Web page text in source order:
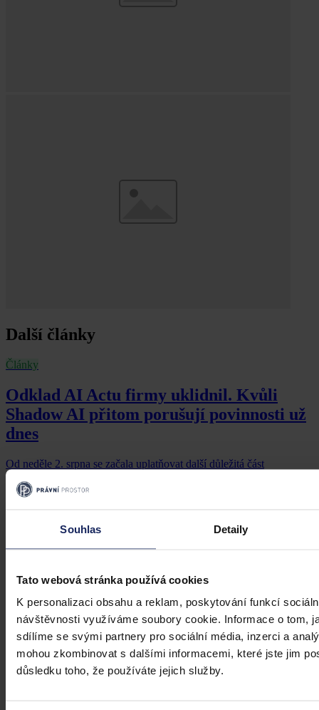
Souhlas Detaily
Tato webová stránka používá cookies
K personalizaci obsahu a reklam, poskytování funkcí
návštěvnosti využíváme soubory cookie. Informace o tom,
sdílíme se svými partnery pro sociální média, inzerci a
mohou zkombinovat s dalšími informacemi, které jste jim
důsledku toho, že používáte jejich služby.
Další články
Články
Odklad AI Actu firmy uklidnil. Kvůli
Shadow AI přitom porušují povinnosti už
dnes
Od neděle 2. srpna se začala uplatňovat další důležitá část
evropského AI Actu, která se týká transparentnosti. Firmy si sice po
červnovém odkladu části pravidel oddechly, ale většina z nich stále
firemní know-how či osobní údaje.
Kolektiv autorů • 7. srpna 2026, 07:10